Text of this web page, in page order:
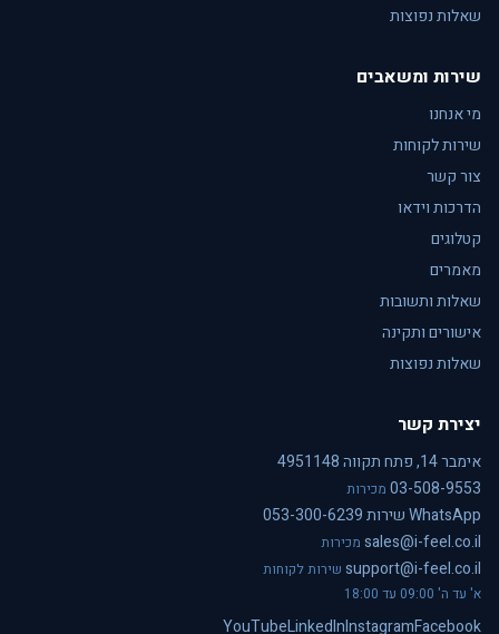
שאלות נפוצות
שירות ומשאבים
מי אנחנו
שירות לקוחות
צור קשר
הדרכות וידאו
קטלוגים
מאמרים
שאלות ותשובות
אישורים ותקינה
שאלות נפוצות
יצירת קשר
אימבר 14, פתח תקווה 4951148
03-508-9553 מכירות
WhatsApp שירות 053-300-6239
sales@i-feel.co.il מכירות
support@i-feel.co.il שירות לקוחות
א' עד ה' 09:00 עד 18:00
Facebook
Instagram
LinkedIn
YouTube